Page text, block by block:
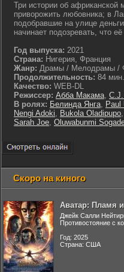
Три истории об
приворожить любовника; в
подобравшие на улице
начинает подозревать, что
Год выпуска: 2021
Страна: Нигерия, Франция
Жанр: Драмы / Мелодрамы /
Продолжительность: 84
Качество: WEB-DL
Режиссер: Абба Макама,
В ролях: Белинда Янга, Paul
Nengi Adoki, Bukola Oladipupo,
Sarah Joe, Oluwabunmi
Скоро на киного
Аватар: Пламя
Джейк Салли
Противостояние с
Год: 2025
Страна: США